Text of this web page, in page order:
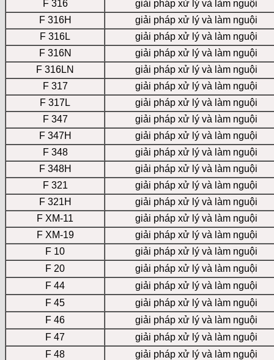
F 316
giải pháp xử lý và làm nguội
F 316H
giải pháp xử lý và làm nguội
F 316L
giải pháp xử lý và làm nguội
F 316N
giải pháp xử lý và làm nguội
F 316LN
giải pháp xử lý và làm nguội
F 317
giải pháp xử lý và làm nguội
F 317L
giải pháp xử lý và làm nguội
F 347
giải pháp xử lý và làm nguội
F 347H
giải pháp xử lý và làm nguội
F 348
giải pháp xử lý và làm nguội
F 348H
giải pháp xử lý và làm nguội
F 321
giải pháp xử lý và làm nguội
F 321H
giải pháp xử lý và làm nguội
F XM-11
giải pháp xử lý và làm nguội
F XM-19
giải pháp xử lý và làm nguội
F 10
giải pháp xử lý và làm nguội
F 20
giải pháp xử lý và làm nguội
F 44
giải pháp xử lý và làm nguội
F 45
giải pháp xử lý và làm nguội
F 46
giải pháp xử lý và làm nguội
F 47
giải pháp xử lý và làm nguội
F 48
giải pháp xử lý và làm nguội